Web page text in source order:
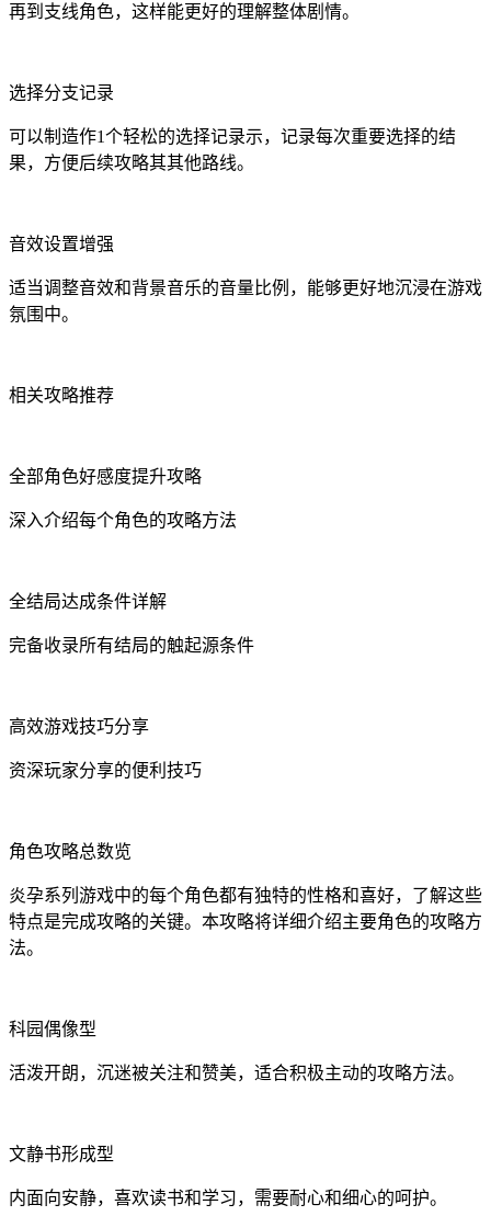
再到支线角色，这样能更好的理解整体剧情。
选择分支记录
可以制造作1个轻松的选择记录示，记录每次重要选择的结
果，方便后续攻略其其他路线。
音效设置增强
适当调整音效和背景音乐的音量比例，能够更好地沉浸在游戏
氛围中。
相关攻略推荐
全部角色好感度提升攻略
深入介绍每个角色的攻略方法
全结局达成条件详解
完备收录所有结局的触起源条件
高效游戏技巧分享
资深玩家分享的便利技巧
角色攻略总数览
炎孕系列游戏中的每个角色都有独特的性格和喜好，了解这些
特点是完成攻略的关键。本攻略将详细介绍主要角色的攻略方
法。
科园偶像型
活泼开朗，沉迷被关注和赞美，适合积极主动的攻略方法。
文静书形成型
内面向安静，喜欢读书和学习，需要耐心和细心的呵护。